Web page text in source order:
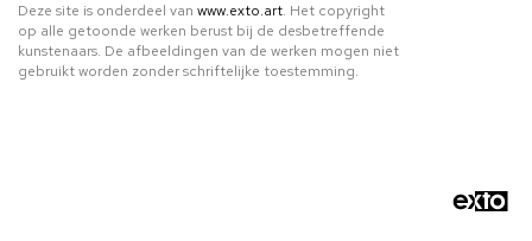
Deze site is onderdeel van www.exto.art. Het copyright
op alle getoonde werken berust bij de desbetreffende
kunstenaars. De afbeeldingen van de werken mogen niet
gebruikt worden zonder schriftelijke toestemming.